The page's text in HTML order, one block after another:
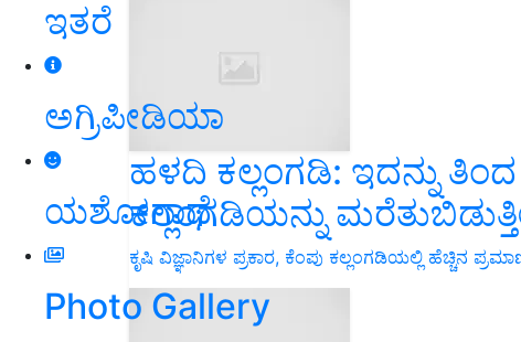
ಇತರೆ
ಅಗ್ರಿಪೀಡಿಯಾ
ಯಶೋಗಾಥೆ
Photo Gallery
ಹಳದಿ ಕಲ್ಲಂಗಡಿ: ಇದನ್ನು
ಕಲ್ಲಂಗಡಿಯನ್ನು
ಕೃಷಿ ವಿಜ್ಞಾನಿಗಳ ಪ್ರಕಾರ, ಕೆಂಪು ಕಲ್ಲಂಗಡಿಯಲ್ಲಿ ಹೆಚ್ಚಿನ